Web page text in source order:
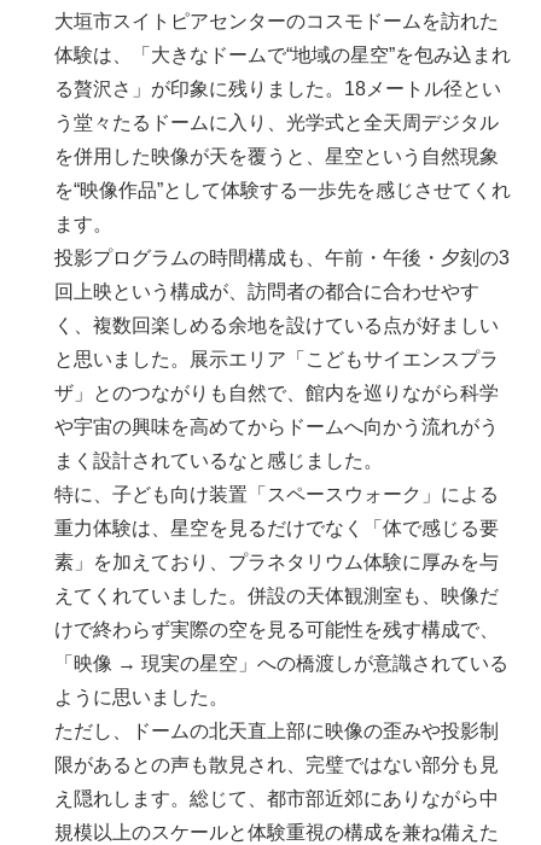
大垣市スイトピアセンターのコスモドームを訪れた
体験は、「大きなドームで“地域の星空”を包み込まれ
る贅沢さ」が印象に残りました。18メートル径とい
う堂々たるドームに入り、光学式と全天周デジタル
を併用した映像が天を覆うと、星空という自然現象
を“映像作品”として体験する一歩先を感じさせてくれ
ます。
投影プログラムの時間構成も、午前・午後・夕刻の3
回上映という構成が、訪問者の都合に合わせやす
く、複数回楽しめる余地を設けている点が好ましい
と思いました。展示エリア「こどもサイエンスプラ
ザ」とのつながりも自然で、館内を巡りながら科学
や宇宙の興味を高めてからドームへ向かう流れがう
まく設計されているなと感じました。
特に、子ども向け装置「スペースウォーク」による
重力体験は、星空を見るだけでなく「体で感じる要
素」を加えており、プラネタリウム体験に厚みを与
えてくれていました。併設の天体観測室も、映像だ
けで終わらず実際の空を見る可能性を残す構成で、
「映像 → 現実の星空」への橋渡しが意識されている
ように思いました。
ただし、ドームの北天直上部に映像の歪みや投影制
限があるとの声も散見され、完璧ではない部分も見
え隠れします。総じて、都市部近郊にありながら中
規模以上のスケールと体験重視の構成を兼ね備えた